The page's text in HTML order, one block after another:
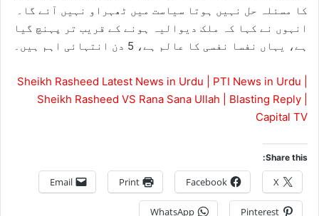
کا مسئلہ حل نہیں ہوتا سیاست میں ٹھہراو نہیں آئے گا۔
انہوں نے کہا کہ ملک دیوالیہ ہونے کے قریب تر پہنچ گیا
ہے، یہاں نفسا نفسی کا عالم ہے، 5 دن انتہائی اہم ہیں۔
Sheikh Rasheed Latest News in Urdu | PTI News in Urdu |
Sheikh Rasheed VS Rana Sana Ullah | Blasting Reply |
Capital TV
Share this:
X
Facebook
Print
Email
Pinterest
WhatsApp